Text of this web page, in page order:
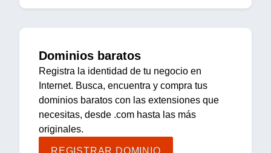
Dominios baratos
Registra la identidad de tu negocio en
Internet. Busca, encuentra y compra tus
dominios baratos con las extensiones que
necesitas, desde .com hasta las más
originales.